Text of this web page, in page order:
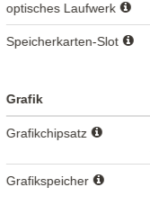
optisches Laufwerk
Speicherkarten-Slot
Grafik
Grafikchipsatz
Grafikspeicher